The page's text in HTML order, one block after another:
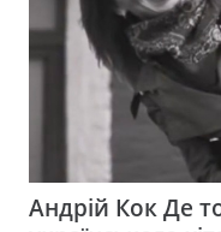
Андрій Кок Де